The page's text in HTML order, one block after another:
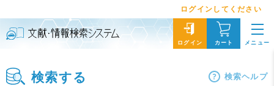
ログインしてください
ログイン カート メニュー
検索する 検索ヘルプ